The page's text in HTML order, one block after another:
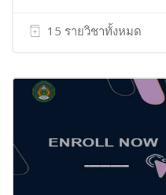
15 รายวิชาทั้งหมด